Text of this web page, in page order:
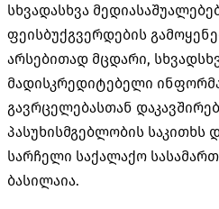
სხვადასხვა
ფეისბუქგვერდების
არსებითად მცდარი,
მადისკრედიტებელი
გავრცელებასთან
პასუხისმგებლობის საკითხს
სარჩელი საქალაქო
ბასილაია.